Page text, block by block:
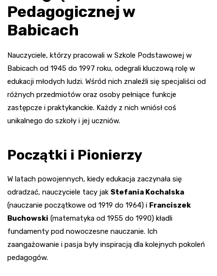
Pedagogicznej w
Babicach
Nauczyciele, którzy pracowali w Szkole Podstawowej w
Babicach od 1945 do 1997 roku, odegrali kluczową rolę w
edukacji młodych ludzi. Wśród nich znaleźli się specjaliści od
różnych przedmiotów oraz osoby pełniące funkcje
zastępcze i praktykanckie. Każdy z nich wniósł coś
unikalnego do szkoły i jej uczniów.
Początki i Pionierzy
W latach powojennych, kiedy edukacja zaczynała się
odradzać, nauczyciele tacy jak Stefania Kochalska
(nauczanie początkowe od 1919 do 1964) i Franciszek
Buchowski (matematyka od 1955 do 1990) kładli
fundamenty pod nowoczesne nauczanie. Ich
zaangażowanie i pasja były inspiracją dla kolejnych pokoleń
pedagogów.